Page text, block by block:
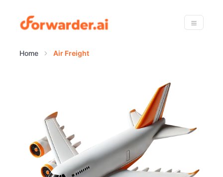
Forwarder
Menu
Home Air Freight